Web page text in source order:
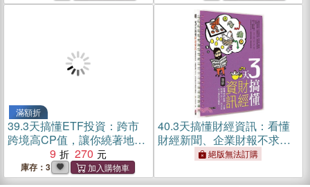
滿額折
39.3天搞懂ETF投資：跨市
跨境高CP值，讓你繞著地球
轉Ｎ圈！9 270
庫存：3
40.3天搞懂財經資訊：看懂
財經新聞、企業財報不求
人，找出年年下蛋的金雞
絕版無法訂購